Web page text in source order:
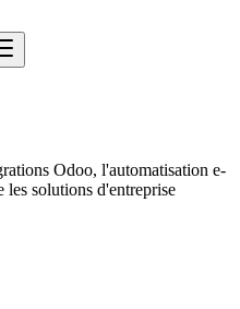
Odoo, l'automatisation e-
les solutions d'entreprise